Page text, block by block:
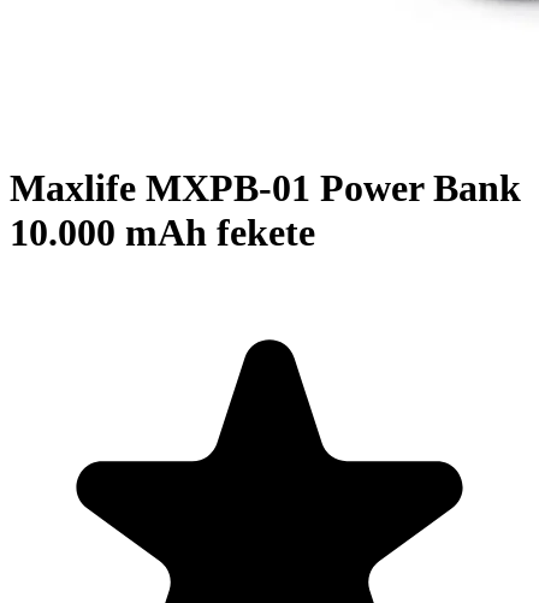
Maxlife MXPB-01 Power Bank
10.000 mAh fekete